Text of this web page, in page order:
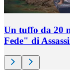
Un tuffo da 20
Fede" di